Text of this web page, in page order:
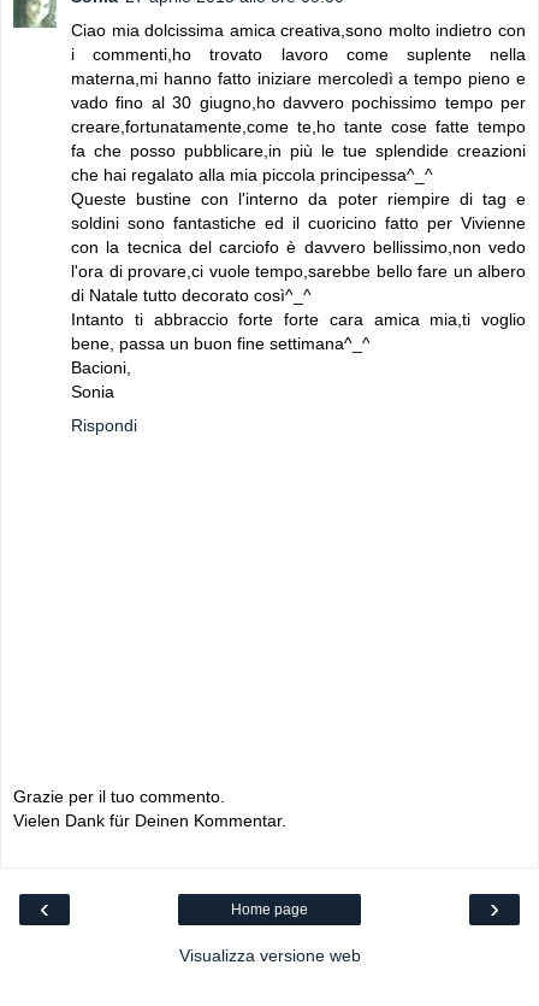
Ciao mia dolcissima amica creativa,sono molto indietro con
i commenti,ho trovato lavoro come suplente nella
materna,mi hanno fatto iniziare mercoledì a tempo pieno e
vado fino al 30 giugno,ho davvero pochissimo tempo per
creare,fortunatamente,come te,ho tante cose fatte tempo
fa che posso pubblicare,in più le tue splendide creazioni
che hai regalato alla mia piccola principessa^_^
Queste bustine con l'interno da poter riempire di tag e
soldini sono fantastiche ed il cuoricino fatto per Vivienne
con la tecnica del carciofo è davvero bellissimo,non vedo
l'ora di provare,ci vuole tempo,sarebbe bello fare un albero
di Natale tutto decorato così^_^
Intanto ti abbraccio forte forte cara amica mia,ti voglio
bene, passa un buon fine settimana^_^
Bacioni,
Sonia
Rispondi
Grazie per il tuo commento.
Vielen Dank für Deinen Kommentar.
‹ ›
Home page
Visualizza versione web